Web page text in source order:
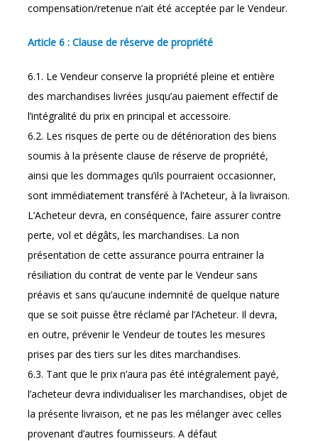
compensation/retenue n’ait été acceptée par le Vendeur.
Article 6 : Clause de réserve de propriété
6.1. Le Vendeur conserve la propriété pleine et entière
des marchandises livrées jusqu’au paiement effectif de
l’intégralité du prix en principal et accessoire.
6.2. Les risques de perte ou de détérioration des biens
soumis à la présente clause de réserve de propriété,
ainsi que les dommages qu’ils pourraient occasionner,
sont immédiatement transféré à l’Acheteur, à la livraison.
L’Acheteur devra, en conséquence, faire assurer contre
perte, vol et dégâts, les marchandises. La non
présentation de cette assurance pourra entrainer la
résiliation du contrat de vente par le Vendeur sans
préavis et sans qu’aucune indemnité de quelque nature
que se soit puisse être réclamé par l’Acheteur. Il devra,
en outre, prévenir le Vendeur de toutes les mesures
prises par des tiers sur les dites marchandises.
6.3. Tant que le prix n’aura pas été intégralement payé,
l’acheteur devra individualiser les marchandises, objet de
la présente livraison, et ne pas les mélanger avec celles
provenant d’autres fournisseurs. A défaut